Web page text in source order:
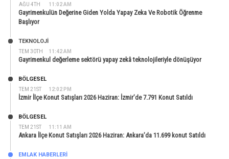
AĞU 4TH 11:02 AM
Gayrimenkulün Değerine Giden Yolda Yapay Zeka Ve Robotik Öğrenme
Başlıyor
TEM 30TH 11:42 AM
TEKNOLOJİ
Gayrimenkul değerleme sektörü yapay zekâ teknolojileriyle dönüşüyor
TEM 21ST 12:02 PM
BÖLGESEL
İzmir İlçe Konut Satışları 2026 Haziran: İzmir’de 7.791 Konut Satıldı
TEM 21ST 11:11 AM
BÖLGESEL
Ankara İlçe Konut Satışları 2026 Haziran: Ankara’da 11.699 konut Satıldı
EMLAK HABERLERI